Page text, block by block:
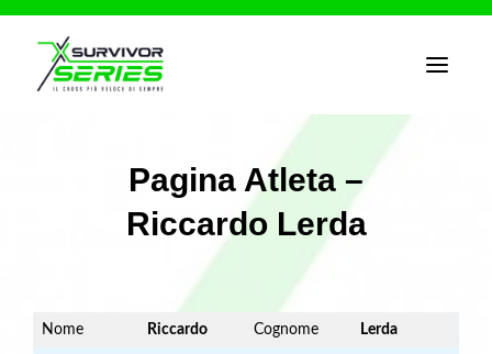
T
Pagina Atleta –
Riccardo Lerda
Nome Riccardo Cognome Lerda